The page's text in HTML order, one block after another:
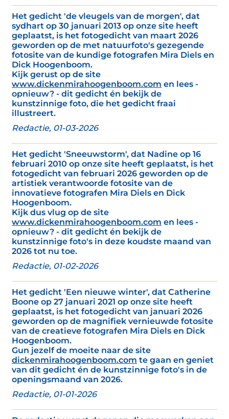
Het gedicht 'de vleugels van de morgen', dat
sydhart op 30 januari 2013 op onze site heeft
geplaatst, is het fotogedicht van maart 2026
geworden op de met natuurfoto's gezegende
fotosite van de kundige fotografen Mira Diels en
Dick Hoogenboom.
Kijk gerust op de site
www.dickenmirahoogenboom.com en lees -
opnieuw? - dit gedicht én bekijk de
kunstzinnige foto, die het gedicht fraai
illustreert.
Redactie, 01-03-2026
Het gedicht 'Sneeuwstorm', dat Nadine op 16
februari 2010 op onze site heeft geplaatst, is het
fotogedicht van februari 2026 geworden op de
artistiek verantwoorde fotosite van de
innovatieve fotografen Mira Diels en Dick
Hoogenboom.
Kijk dus vlug op de site
www.dickenmirahoogenboom.com en lees -
opnieuw? - dit gedicht én bekijk de
kunstzinnige foto's in deze koudste maand van
2026 tot nu toe.
Redactie, 01-02-2026
Het gedicht 'Een nieuwe winter', dat Catherine
Boone op 27 januari 2021 op onze site heeft
geplaatst, is het fotogedicht van januari 2026
geworden op de magnifiek vernieuwde fotosite
van de creatieve fotografen Mira Diels en Dick
Hoogenboom.
Gun jezelf de moeite naar de site
dickenmirahoogenboom.com te gaan en geniet
van dit gedicht én de kunstzinnige foto's in de
openingsmaand van 2026.
Redactie, 01-01-2026